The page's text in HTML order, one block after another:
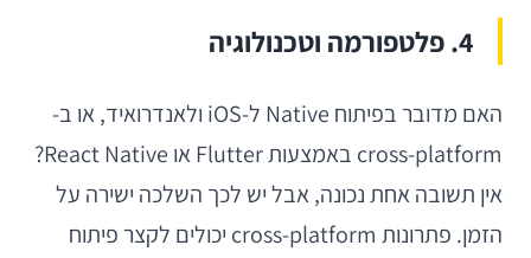
4. פלטפורמה וטכנולוגיה
האם מדובר בפיתוח Native ל-iOS ולאנדרואיד, או ב-
cross-platform באמצעות Flutter או React Native?
אין תשובה אחת נכונה, אבל יש לכך השלכה ישירה על
הזמן. פתרונות cross-platform יכולים לקצר פיתוח